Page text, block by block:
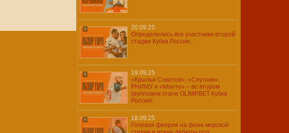
20.09.25
Определились все участники второй
стадии Кубка России...
19.09.25
«Крылья Советов», «Спутник»,
РНИМУ и «Монте» – во втором
групповом этапе OLIMPBET Кубка
России!
18.09.25
Голевая феерия на фоне морской